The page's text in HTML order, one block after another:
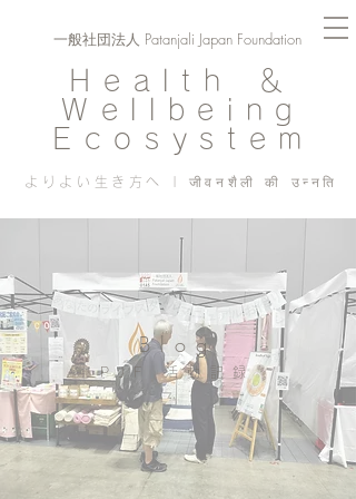
Health ＆
Wellbeing
Ecosystem
よりよい生き方へ | जीवनशैली की उन्नति
一般社団法人 Patanjali Japan Foundation
Blog
PJF ​活動記録